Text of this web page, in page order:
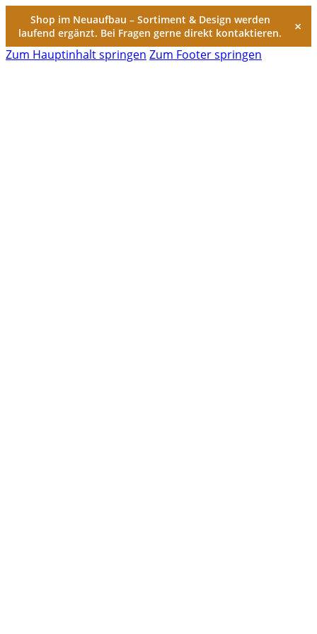
Shop im Neuaufbau – Sortiment & Design werden
laufend ergänzt. Bei Fragen gerne direkt kontaktieren.
×
Zum Hauptinhalt springen Zum Footer springen